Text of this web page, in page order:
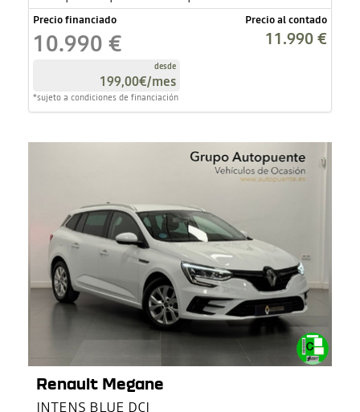
Precio financiado
10.990 €
desde
199,00€/mes
*sujeto a condiciones de financiación
Precio al contado
11.990 €
Renault Megane
INTENS BLUE DCI